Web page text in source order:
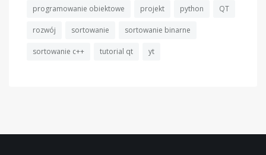
programowanie obiektowe projekt python QT
rozwój sortowanie sortowanie binarne
sortowanie c++ tutorial qt yt